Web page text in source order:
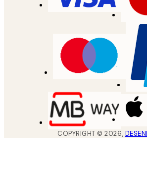
COPYRIGHT ©2026,